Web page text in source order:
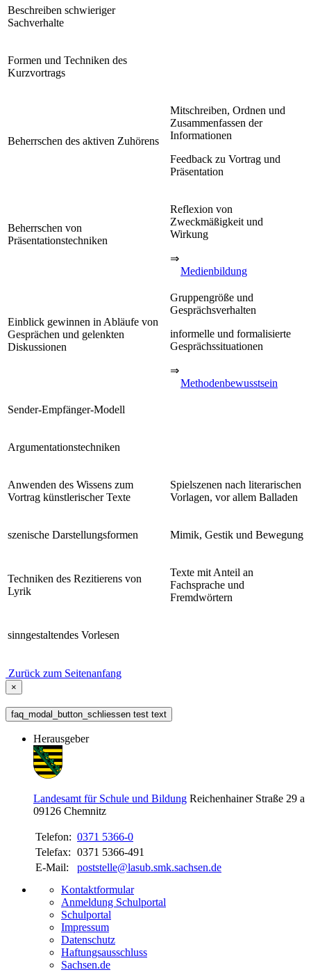
Beschreiben schwieriger
Sachverhalte
Formen und Techniken des
Kurzvortrags
Beherrschen des aktiven Zuhörens
Mitschreiben, Ordnen und
Zusammenfassen der
Informationen
Feedback zu Vortrag und
Präsentation
Beherrschen von
Präsentationstechniken
Reflexion von
Zweckmäßigkeit und
Wirkung
⇒
Medienbildung
Einblick gewinnen in Abläufe von
Gesprächen und gelenkten
Diskussionen
Gruppengröße und
Gesprächsverhalten
informelle und formalisierte
Gesprächssituationen
⇒
Methodenbewusstsein
Sender-Empfänger-Modell
Argumentationstechniken
Anwenden des Wissens zum
Vortrag künstlerischer Texte
Spielszenen nach literarischen
Vorlagen, vor allem Balladen
szenische Darstellungsformen Mimik, Gestik und Bewegung
Techniken des Rezitierens von
Lyrik
Texte mit Anteil an
Fachsprache und
Fremdwörtern
sinngestaltendes Vorlesen
Zurück zum Seitenanfang
×
faq_modal_button_schliessen test text
Herausgeber
Landesamt für Schule und Bildung Reichenhainer Straße 29 a
09126 Chemnitz
Telefon: 0371 5366-0
Telefax: 0371 5366-491
E-Mail:
poststelle@lasub.smk.sachsen.de
Kontaktformular
Anmeldung Schulportal
Schulportal
Impressum
Datenschutz
Haftungsausschluss
Sachsen.de